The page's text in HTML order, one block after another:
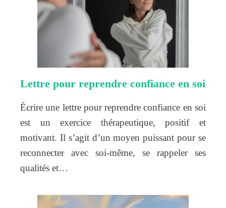
Lettre pour reprendre confiance en soi
Écrire une lettre pour reprendre confiance en soi
est un exercice thérapeutique, positif et
motivant. Il s’agit d’un moyen puissant pour se
reconnecter avec soi-même, se rappeler ses
qualités et…